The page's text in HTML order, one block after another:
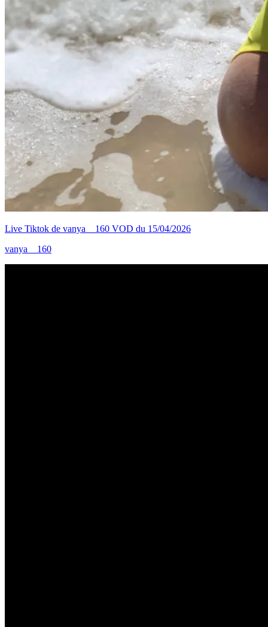
Live Tiktok de vanya__160 VOD du 15/04/2026
vanya__160